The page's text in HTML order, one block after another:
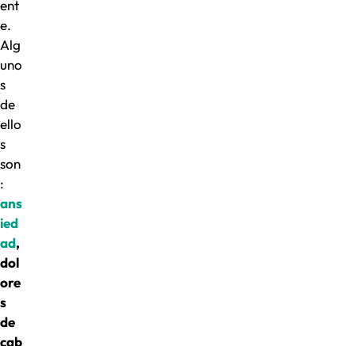
ent
e.
Alg
uno
s
de
ello
s
son
:
ans
ied
ad,
dol
ore
s
de
cab